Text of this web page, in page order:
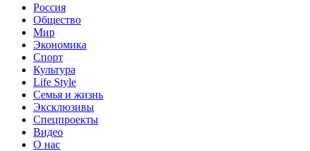
Россия
Общество
Мир
Экономика
Спорт
Культура
Life Style
Семья и жизнь
Эксклюзивы
Спецпроекты
Видео
О нас